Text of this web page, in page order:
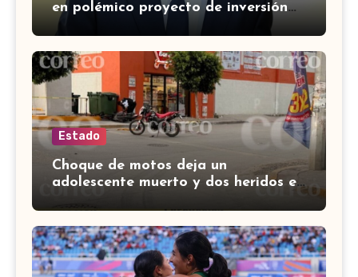
en polémico proyecto de inversión
privada de la FIFA
Estado
Choque de motos deja un
adolescente muerto y dos heridos en
colina Los Presidentes, en León